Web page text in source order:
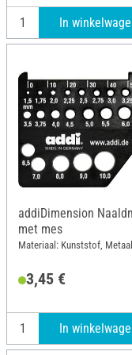
In
addiDimension
met mes
Materiaal: Kunststof, Metaal
3,45 €
In